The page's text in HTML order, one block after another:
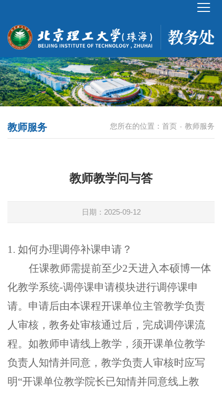
您所在的位置： 首页 - 教师服务
教师服务
教师教学问与答
日期：2025-09-12
1. 如何办理调停补课申请？
任课教师需提前至少2天进入本硕博一体
化教学系统-调停课申请模块进行调停课申
请。 申请后由本课程开课单位主管教学负责
人审核， 教务处审核通过后，完成调停课流
程。 如教师申请线上教学 ， 须开课单位教学
负责人知情并同意 ， 教学负责人审核时应写
明“开课单位教学院长已知情并同意线上教